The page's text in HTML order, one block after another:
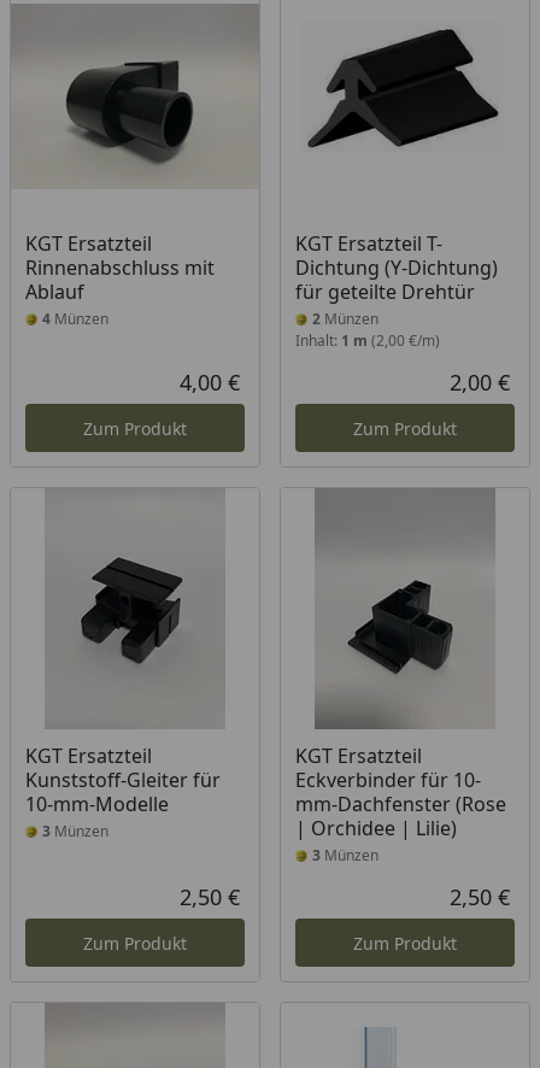
KGT Ersatzteil
Rinnenabschluss mit
Ablauf
4 Münzen
Aktueller Preis
4,00 €
Zum Produkt
KGT Ersatzteil T-
Dichtung (Y-Dichtung)
für geteilte Drehtür
2Münzen
Inhalt: 1 m (2,00 €/m)
2,00 €
Zum Produkt
KGT Ersatzteil
Kunststoff-Gleiter für
10-mm-Modelle
3 Münzen
Aktueller Preis
2,50 €
Zum Produkt
KGT Ersatzteil
Eckverbinder für 10-
mm-Dachfenster (Rose
| Orchidee | Lilie)
3Münzen
2,50 €
Zum Produkt